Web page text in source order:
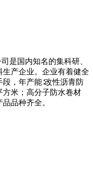
是国内知名的集科研、
产企业。企业有着健全
，年产能∶改性沥青防
方米；高分子防水卷材
品种齐全。